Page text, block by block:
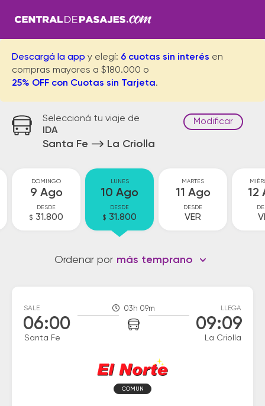
Descargá la app y elegí: 6 cuotas sin interés en
compras mayores a $180.000 o
25% OFF con Cuotas sin Tarjeta.
Seleccioná tu viaje de
IDA
Santa Fe La Criolla
Modificar
DOMINGO
9 Ago
DESDE
$ 31.800
LUNES
10 Ago
DESDE
$ 31.800
MARTES
11 Ago
DESDE
VER
12
Ordenar por más temprano
SALE
06:00
Santa Fe
03h 09m LLEGA
09:09
La Criolla
COMUN